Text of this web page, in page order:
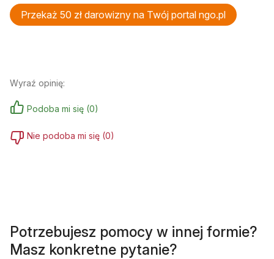
Przekaż 50 zł darowizny na Twój portal ngo.pl
Wyraź opinię:
Podoba mi się (0)
Nie podoba mi się (0)
Potrzebujesz pomocy w innej formie?
Masz konkretne pytanie?